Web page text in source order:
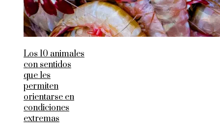
Los 10 animales
con sentidos
que les
permiten
orientarse en
condiciones
extremas